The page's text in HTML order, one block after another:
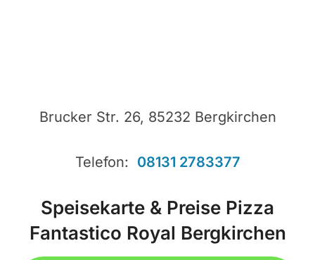
Brucker Str. 26, 85232 Bergkirchen
Telefon: 08131 2783377
Speisekarte & Preise Pizza
Fantastico Royal Bergkirchen